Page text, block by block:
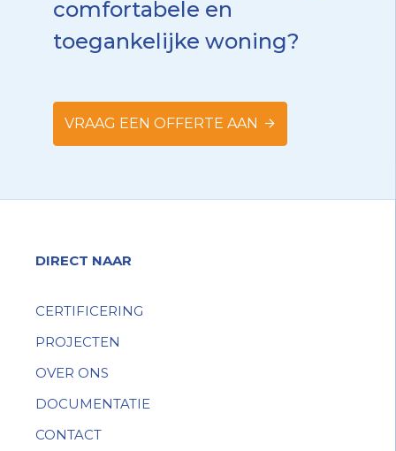
comfortabele en
toegankelijke woning?
VRAAG EEN OFFERTE AAN
DIRECT NAAR
CERTIFICERING
PROJECTEN
OVER ONS
DOCUMENTATIE
CONTACT